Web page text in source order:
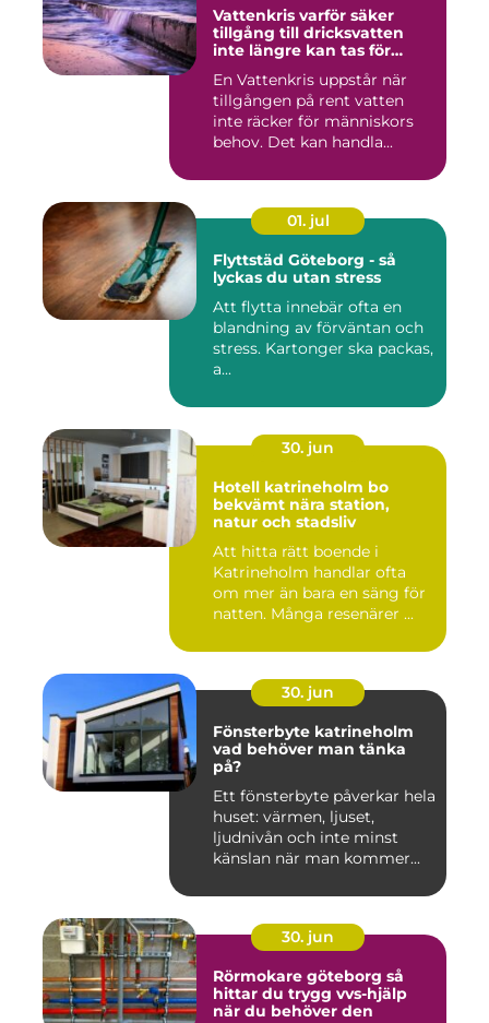
Vattenkris varför säker
tillgång till dricksvatten
inte längre kan tas för
En Vattenkris uppstår när
tillgången på rent vatten
inte räcker för människors
behov. Det kan handla...
01. jul
Flyttstäd Göteborg - så
lyckas du utan stress
Att flytta innebär ofta en
blandning av förväntan och
stress. Kartonger ska packas,
a...
30. jun
Hotell katrineholm bo
bekvämt nära station,
natur och stadsliv
Att hitta rätt boende i
Katrineholm handlar ofta
om mer än bara en säng för
natten. Många resenärer ...
30. jun
Fönsterbyte katrineholm
vad behöver man tänka
på?
Ett fönsterbyte påverkar hela
huset: värmen, ljuset,
ljudnivån och inte minst
känslan när man kommer...
30. jun
Rörmokare göteborg så
hittar du trygg vvs-hjälp
när du behöver den